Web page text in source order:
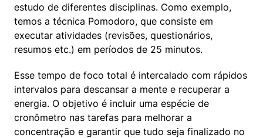
estudo de diferentes disciplinas. Como exemplo,
temos a técnica Pomodoro, que consiste em
executar atividades (revisões, questionários,
resumos etc.) em períodos de 25 minutos.
Esse tempo de foco total é intercalado com rápidos
intervalos para descansar a mente e recuperar a
energia. O objetivo é incluir uma espécie de
cronômetro nas tarefas para melhorar a
concentração e garantir que tudo seja finalizado no